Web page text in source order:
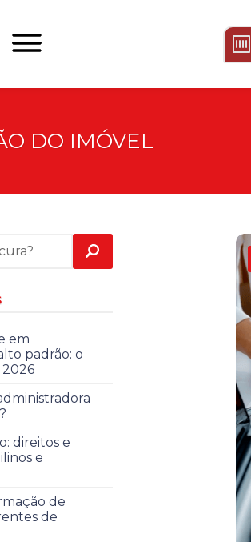
DO IMÓVEL
em
padrão: o
direitos e
e
de
de